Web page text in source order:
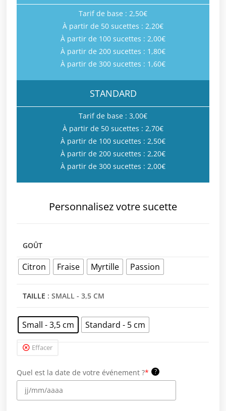
Tarif de base : 2,50€
À partir de 50 sucettes : 2,20€
À partir de 100 sucettes : 2,00€
À partir de 200 sucettes : 1,80€
À partir de 300 sucettes : 1,60€
STANDARD
Tarif de base : 3,00€
À partir de 50 sucettes : 2,70€
À partir de 100 sucettes : 2,50€
À partir de 200 sucettes : 2,20€
À partir de 300 sucettes : 2,00€
Personnalisez votre sucette
GOÛT
Citron Fraise Myrtille Passion
TAILLE : SMALL - 3,5 CM
Small - 3,5 cm Standard - 5 cm
Effacer
Quel est la date de votre événement ?* ?